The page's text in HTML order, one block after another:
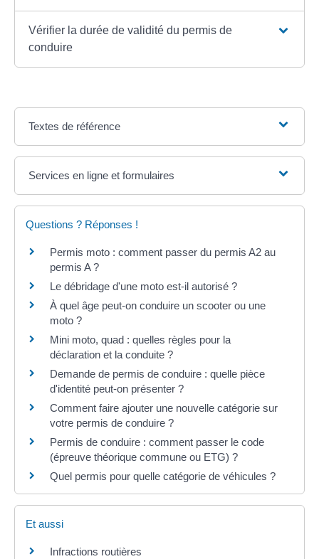
Vérifier la durée de validité du permis de
conduire
Textes de référence
Services en ligne et formulaires
Questions ? Réponses !
Permis moto : comment passer du permis A2 au
permis A ?
Le débridage d'une moto est-il autorisé ?
À quel âge peut-on conduire un scooter ou une
moto ?
Mini moto, quad : quelles règles pour la
déclaration et la conduite ?
Demande de permis de conduire : quelle pièce
d'identité peut-on présenter ?
Comment faire ajouter une nouvelle catégorie sur
votre permis de conduire ?
Permis de conduire : comment passer le code
(épreuve théorique commune ou ETG) ?
Quel permis pour quelle catégorie de véhicules ?
Et aussi
Infractions routières